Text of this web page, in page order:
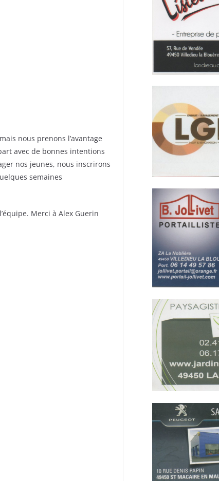
nous prenons l’avantage
avec de bonnes intentions
nos jeunes, nous inscrirons
semaines
Merci à Alex Guerin